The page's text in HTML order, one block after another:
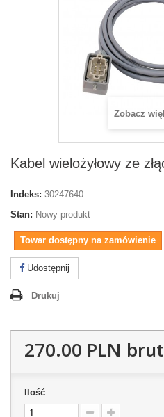
Zobacz
Kabel wielożyłowy ze
Indeks: 30247640
Stan: Nowy produkt
Towar dostępny na zamówienie
Udostępnij
Drukuj
270.00 PLN
Ilość